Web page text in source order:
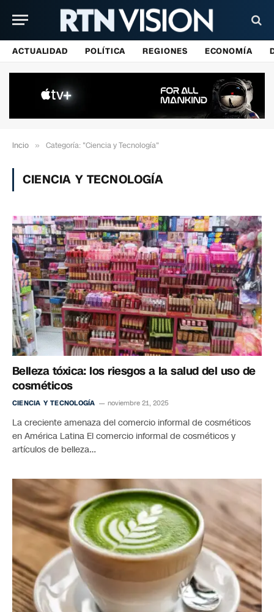
ACTUALIDAD POLÍTICA REGIONES ECONOMÍA
Incio » Categoría: "Ciencia y Tecnología"
CIENCIA Y TECNOLOGÍA
Belleza tóxica: los riesgos a la salud del uso de
cosméticos
CIENCIA Y TECNOLOGÍA noviembre 21, 2025
La creciente amenaza del comercio informal de cosméticos
en América Latina El comercio informal de cosméticos y
artículos de belleza…